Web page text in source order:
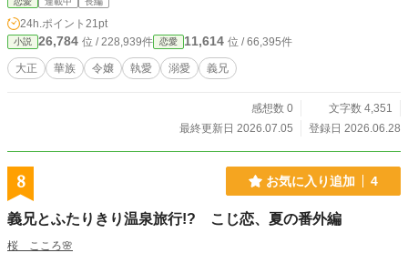
24h.ポイント 21pt
小説 26,784 位 / 228,939件 恋愛 11,614 位 / 66,395件
大正 華族 令嬢 執愛 溺愛 義兄
感想数 0
文字数 4,351
最終更新日 2026.07.05
登録日 2026.06.28
8 お気に入り追加 4
義兄とふたりきり温泉旅行!? こじ恋、夏の番外編
桜 こころ🌸